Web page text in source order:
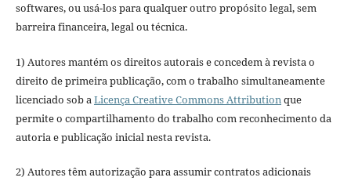
softwares, ou usá-los para qualquer outro propósito legal, sem
barreira financeira, legal ou técnica.
1) Autores mantém os direitos autorais e concedem à revista o
direito de primeira publicação, com o trabalho simultaneamente
licenciado sob a Licença Creative Commons Attribution que
permite o compartilhamento do trabalho com reconhecimento da
autoria e publicação inicial nesta revista.
2) Autores têm autorização para assumir contratos adicionais